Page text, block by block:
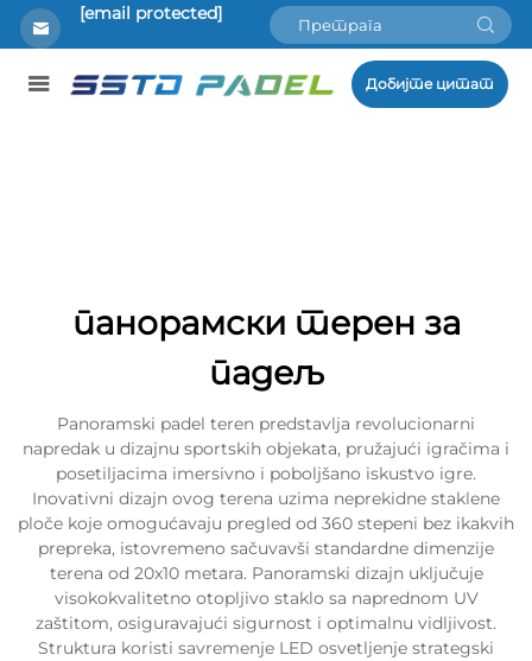
[email protected]
Добијте цитат
панорамски терен за
падељ
Panoramski padel teren predstavlja revolucionarni
napredak u dizajnu sportskih objekata, pružajući igračima i
posetiljacima imersivno i poboljšano iskustvo igre.
Inovativni dizajn ovog terena uzima neprekidne staklene
ploče koje omogućavaju pregled od 360 stepeni bez ikakvih
prepreka, istovremeno sačuvavši standardne dimenzije
terena od 20x10 metara. Panoramski dizajn uključuje
visokokvalitetno otopljivo staklo sa naprednom UV
zaštitom, osiguravajući sigurnost i optimalnu vidljivost.
Struktura koristi savremenje LED osvetljenje strategski